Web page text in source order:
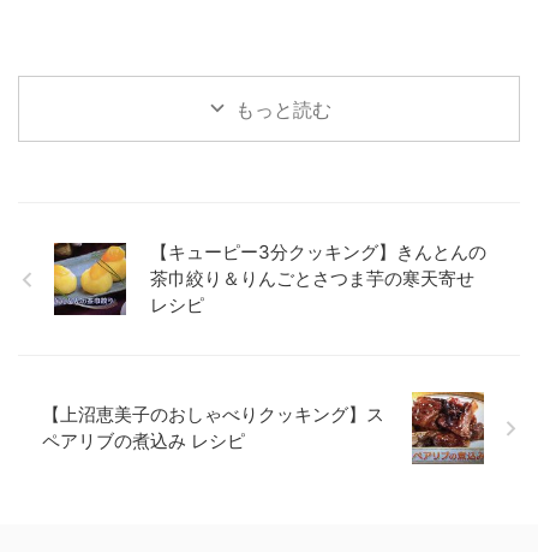
もっと読む
【キューピー3分クッキング】きんとんの
茶巾絞り＆りんごとさつま芋の寒天寄せ
レシピ
【上沼恵美子のおしゃべりクッキング】ス
ペアリブの煮込み レシピ